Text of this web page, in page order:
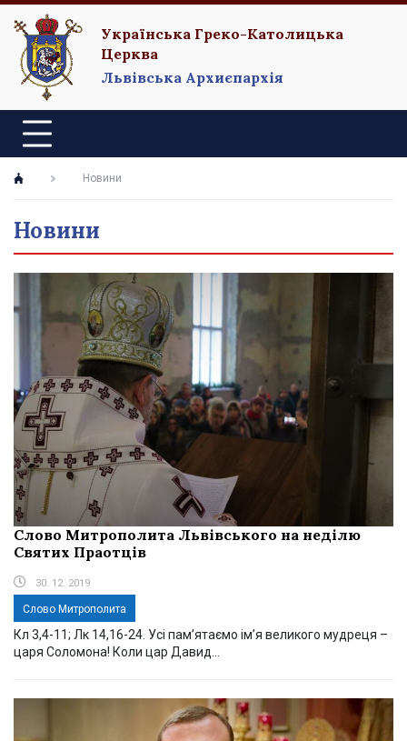
Українська Греко-Католицька
Церква
Львівська Архиєпархія
Новини
Новини
Слово Митрополита Львівського на неділю
Святих Праотців
30. 12. 2019
Слово Митрополита
Кл 3,4-11; Лк 14,16-24. Усі пам’ятаємо ім’я великого мудреця –
царя Соломона! Коли цар Давид...